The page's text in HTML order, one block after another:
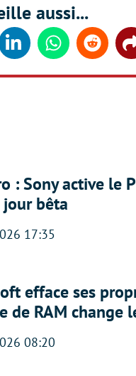
aussi...
LinkedinWhatsappReddit
: Sony active le
jour bêta
17:35
efface ses
de RAM change
08:20